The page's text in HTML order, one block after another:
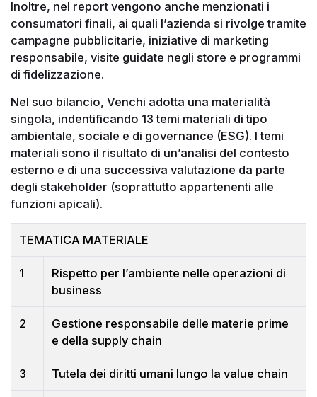
Inoltre, nel report vengono anche menzionati i
consumatori finali, ai quali l’azienda si rivolge tramite
campagne pubblicitarie, iniziative di marketing
responsabile, visite guidate negli store e programmi
di fidelizzazione.
Nel suo bilancio, Venchi adotta una materialità
singola, indentificando 13 temi materiali di tipo
ambientale, sociale e di governance (ESG). I temi
materiali sono il risultato di un’analisi del contesto
esterno e di una successiva valutazione da parte
degli stakeholder (soprattutto appartenenti alle
funzioni apicali).
TEMATICA MATERIALE
1
Rispetto per l’ambiente nelle operazioni di
business
2
Gestione responsabile delle materie prime
e della supply chain
3 Tutela dei diritti umani lungo la value chain